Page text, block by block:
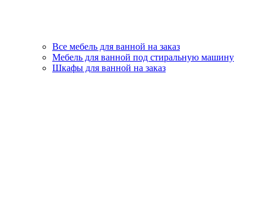
Все мебель для ванной на заказ
Мебель для ванной под стиральную машину
Шкафы для ванной на заказ